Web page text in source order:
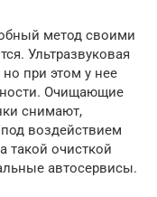
метод своими
Ультразвуковая
но при этом у нее
Очищающие
снимают,
воздействием
такой очисткой
автосервисы.